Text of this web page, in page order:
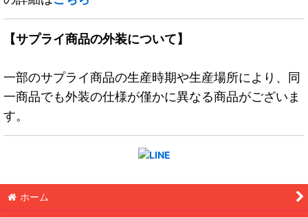
【サプライ商品の外装について】
一部のサプライ商品の生産時期や生産場所により、同
一商品でも外装の仕様が僅かに異なる商品がございま
す。
ホーム